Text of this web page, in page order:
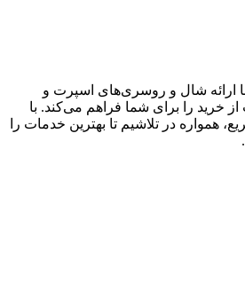
آکاج از سال 1399 با ارائه شال و روسری‌های اسپرت و
خرید را برای شما فراهم می‌کند. با
ارسال سریع، همواره در تلاشیم تا بهترین خدمات را